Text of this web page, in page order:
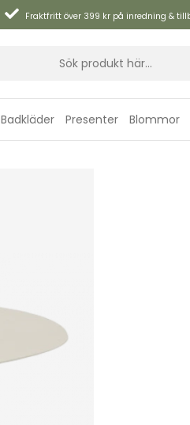
Fraktfritt över 399 kr på inredning &
Badkläder Presenter Blommor